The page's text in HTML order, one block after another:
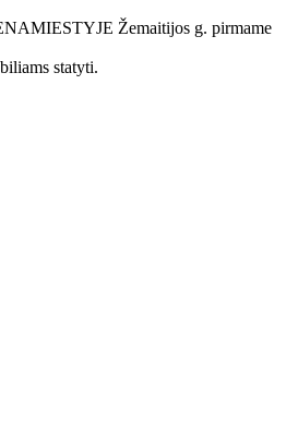
Žemaitijos g. pirmame
statyti.